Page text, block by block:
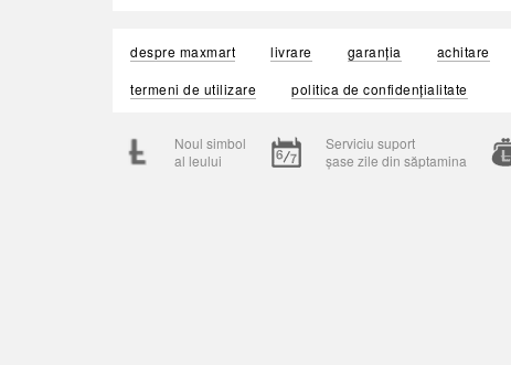
despre maxmart livrare garanția achitare
termeni de utilizare
politica de confidențialitate
Noul simbol
al leului
Serviciu suport
șase zile din săptamina